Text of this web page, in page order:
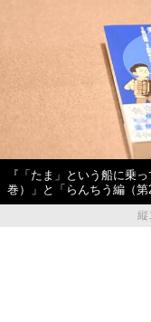
『「たま」という船に乗
巻）」と「らんちう編（
縦